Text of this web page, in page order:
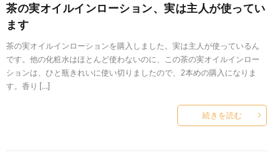
茶の実オイルインローション、実は主人が使ってい
ます
茶の実オイルインローションを購入しました。実は主人が使っているん
です。他の化粧水はほとんど使わないのに、この茶の実オイルインロー
ションは、ひと瓶きれいに使い切りましたので、2本めの購入になりま
す。香り […]
続きを読む